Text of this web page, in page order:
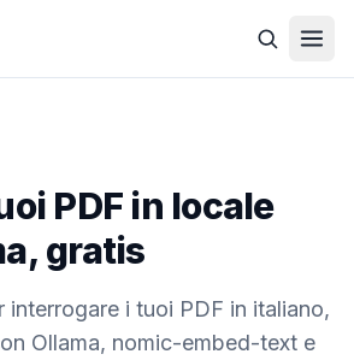
PDF in locale
gratis
interrogare i tuoi PDF in italiano,
Ollama, nomic-embed-text e